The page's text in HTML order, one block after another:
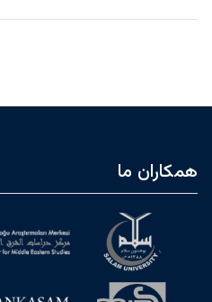
همکاران ما